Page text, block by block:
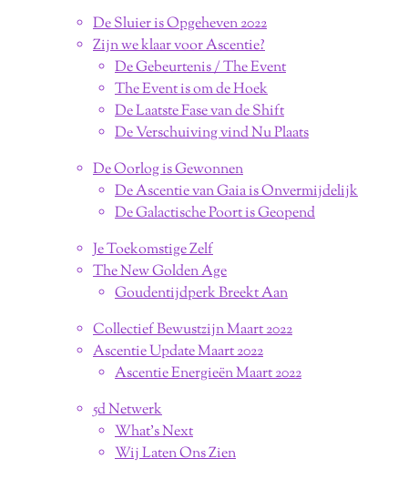
De Sluier is Opgeheven 2022
Zijn we klaar voor Ascentie?
De Gebeurtenis / The Event
The Event is om de Hoek
De Laatste Fase van de Shift
De Verschuiving vind Nu Plaats
De Oorlog is Gewonnen
De Ascentie van Gaia is Onvermijdelijk
De Galactische Poort is Geopend
Je Toekomstige Zelf
The New Golden Age
Goudentijdperk Breekt Aan
Collectief Bewustzijn Maart 2022
Ascentie Update Maart 2022
Ascentie Energieën Maart 2022
5d Netwerk
What's Next
Wij Laten Ons Zien